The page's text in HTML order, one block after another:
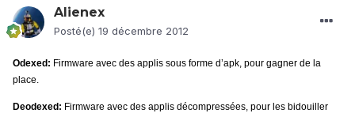
Alienex
Posté(e) 19 décembre 2012
Odexed: Firmware avec des applis sous forme d’apk, pour gagner de la
place.
Deodexed: Firmware avec des applis décompressées, pour les bidouiller